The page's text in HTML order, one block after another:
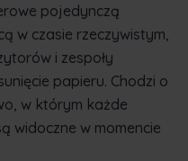
pojedynczą
w czasie rzeczywistym,
i zespoły
papieru. Chodzi o
w którym każde
widoczne w momencie